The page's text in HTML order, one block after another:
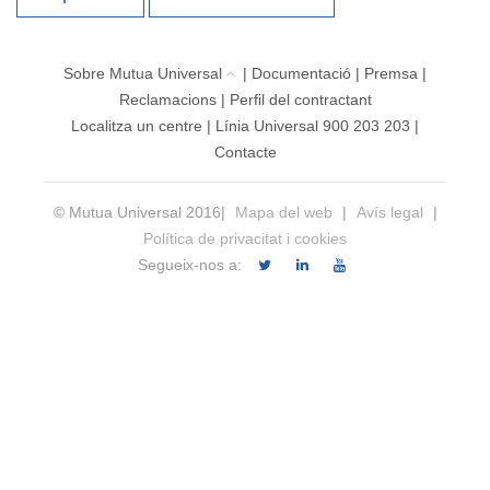
Sobre Mutua Universal | Documentació | Premsa |
Reclamacions| Perfil del contractant
Localitza un centre | Línia Universal 900 203 203 |
Contacte
© Mutua Universal 2016| Mapa del web | Avís legal
|
Política de privacitat i cookies
Segueix-nos a: